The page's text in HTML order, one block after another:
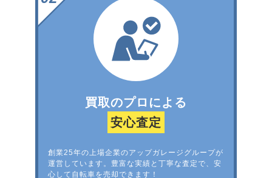
買取のプロによる
安心査定
創業25年の上場企業のアップガレージグループが
運営しています。豊富な実績と丁寧な査定で、安
心して自転車を売却できます！